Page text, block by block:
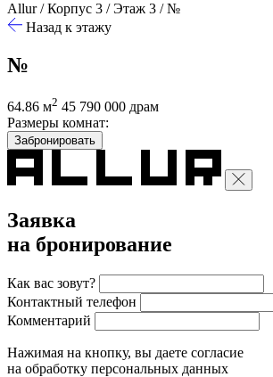
Allur/Корпус 3 /Этаж 3 / №
Назад к этажу
№
64.86 м2 45 790 000 драм
Размеры комнат:
Забронировать
Заявка
на бронирование
Как вас зовут?
Контактный телефон
Комментарий
Нажимая на кнопку, вы даете согласие
на обработку персональных данных